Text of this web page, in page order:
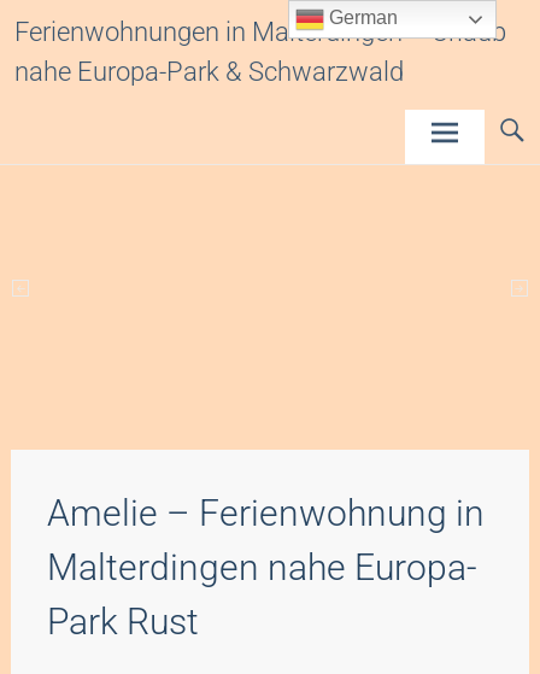
springen
Ferienwohnungen in Malterdingen – Urlaub
nahe Europa-Park & Schwarzwald
Amelie – Ferienwohnung in
Malterdingen nahe Europa-
Park Rust
German